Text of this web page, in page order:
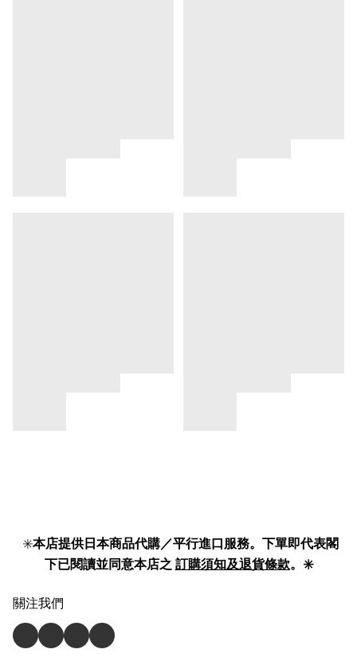
✳️本店提供日本商品代購／平行進口服務。下單即代表閣
下已閱讀並同意本店之 訂購須知及退貨條款。✳️
關注我們